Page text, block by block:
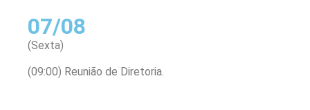
07/08
(Sexta)
(09:00) Reunião de Diretoria.